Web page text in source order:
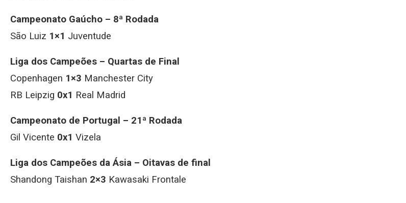
Campeonato Gaúcho – 8ª Rodada
São Luiz 1×1 Juventude
Liga dos Campeões – Quartas de Final
Copenhagen 1×3 Manchester City
RB Leipzig 0x1 Real Madrid
Campeonato de Portugal – 21ª Rodada
Gil Vicente 0x1 Vizela
Liga dos Campeões da Ásia – Oitavas de final
Shandong Taishan 2×3 Kawasaki Frontale